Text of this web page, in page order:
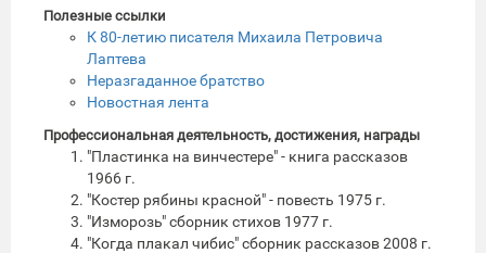
Полезные ссылки
К 80-летию писателя Михаила Петровича
Лаптева
Неразгаданное братство
Новостная лента
Профессиональная деятельность, достижения, награды
"Пластинка на винчестере" - книга рассказов
1966 г.
"Костер рябины красной" - повесть 1975 г.
"Изморозь" сборник стихов 1977 г.
"Когда плакал чибис" сборник рассказов 2008 г.